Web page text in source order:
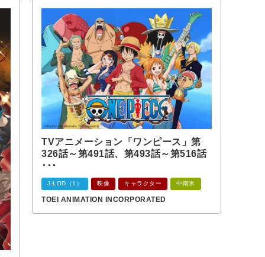
TVアニメーション「ワンピース」第
326話～第491話、第493話～第516話
･･･
J-LOD（1） 映像 キャラクター 中南米
TOEI ANIMATION INCORPORATED